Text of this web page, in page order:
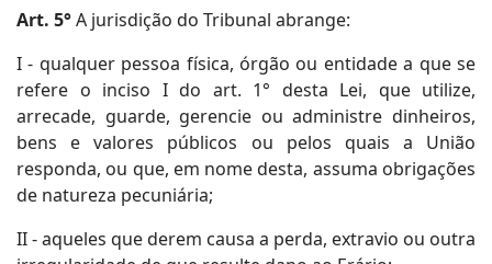
Art. 5°A jurisdição do Tribunal abrange:
I - qualquer pessoa física, órgão ou entidade a que se
refere o inciso I do art. 1° desta Lei, que utilize,
arrecade, guarde, gerencie ou administre dinheiros,
bens e valores públicos ou pelos quais a União
responda, ou que, em nome desta, assuma obrigações
de natureza pecuniária;
II - aqueles que derem causa a perda, extravio ou outra